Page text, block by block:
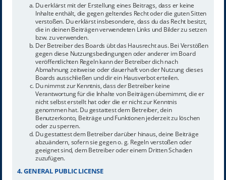
Du erklärst mit der Erstellung eines Beitrags, dass er keine
Inhalte enthält, die gegen geltendes Recht oder die guten Sitten
verstoßen. Du erklärst insbesondere, dass du das Recht besitzt,
die in deinen Beiträgen verwendeten Links und Bilder zu setzen
bzw. zu verwenden.
Der Betreiber des Boards übt das Hausrecht aus. Bei Verstößen
gegen diese Nutzungsbedingungen oder anderer im Board
veröffentlichten Regeln kann der Betreiber dich nach
Abmahnung zeitweise oder dauerhaft von der Nutzung dieses
Boards ausschließen und dir ein Hausverbot erteilen.
Du nimmst zur Kenntnis, dass der Betreiber keine
Verantwortung für die Inhalte von Beiträgen übernimmt, die er
nicht selbst erstellt hat oder die er nicht zur Kenntnis
genommen hat. Du gestattest dem Betreiber, dein
Benutzerkonto, Beiträge und Funktionen jederzeit zu löschen
oder zu sperren.
Du gestattest dem Betreiber darüber hinaus, deine Beiträge
abzuändern, sofern sie gegen o. g. Regeln verstoßen oder
geeignet sind, dem Betreiber oder einem Dritten Schaden
zuzufügen.
4. GENERAL PUBLIC LICENSE